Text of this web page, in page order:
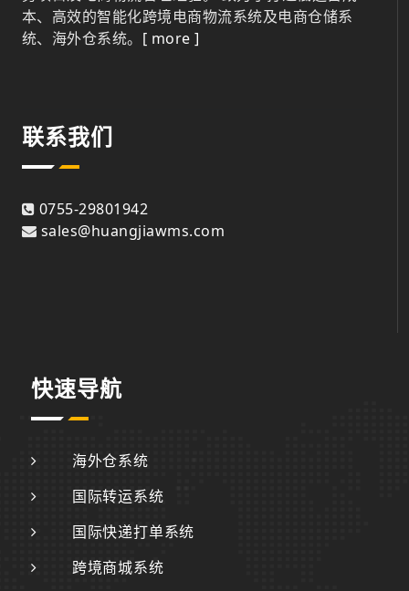
本、高效的智能化跨境电商物流系统及电商仓储系
统、海外仓系统。 [ more ]
联系我们
0755-29801942
sales@huangjiawms.com
快速导航
海外仓系统
国际转运系统
国际快递打单系统
跨境商城系统